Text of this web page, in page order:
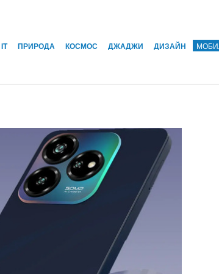
IT ПРИРОДА КОСМОС ДЖАДЖИ ДИЗАЙН